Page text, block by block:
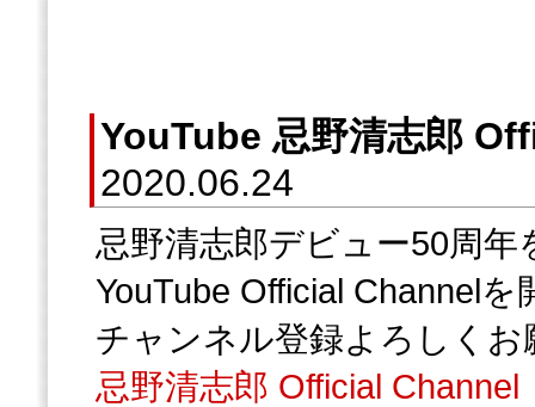
YouTube 忌野清志郎
2020.06.24
忌野清志郎デビュー50周
YouTube Official Channel
チャンネル登録よろしくお
忌野清志郎 Official Channel